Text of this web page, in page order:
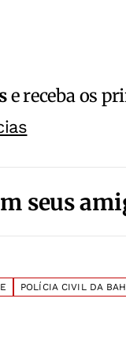
e receba os
seus
POLÍCIA CIVIL DA